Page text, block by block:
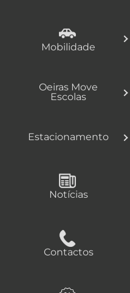
Mobilidade
Oeiras Move
Escolas
Estacionamento
Notícias
Contactos